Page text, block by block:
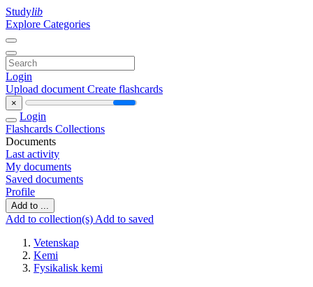
Studylib
Explore Categories
Login
Upload document Create flashcards
×
Login
Flashcards Collections
Documents
Last activity
My documents
Saved documents
Profile
Add to ...
Add to collection(s) Add to saved
Vetenskap
Kemi
Fysikalisk kemi